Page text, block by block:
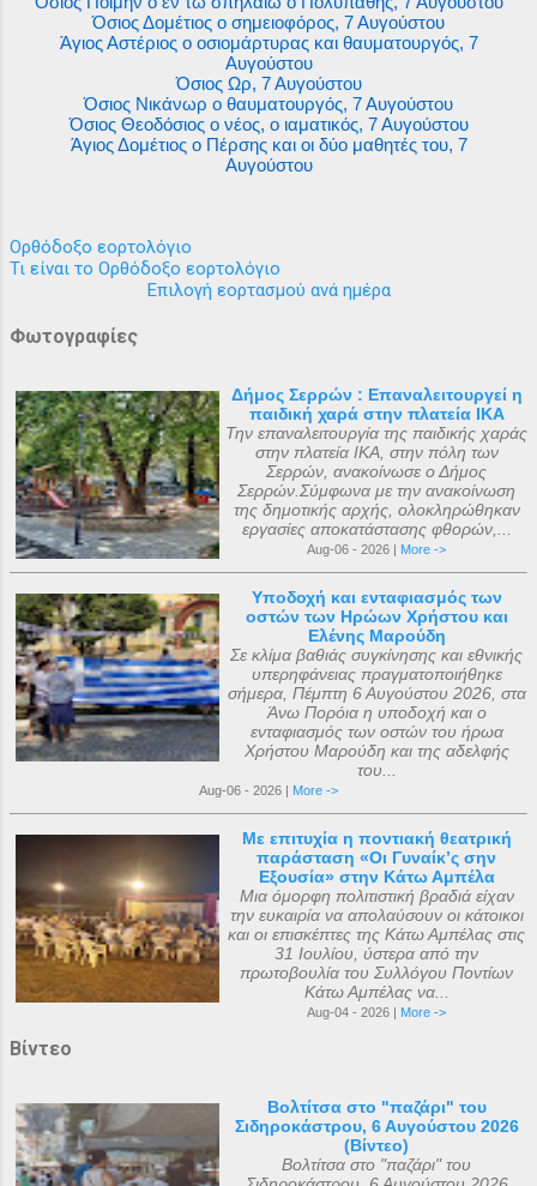
Όσιος Δομέτιος ο σημειοφόρος, 7 Αυγούστου
Άγιος Αστέριος ο οσιομάρτυρας και θαυματουργός, 7
Αυγούστου
Όσιος Ωρ, 7 Αυγούστου
Όσιος Νικάνωρ ο θαυματουργός, 7 Αυγούστου
Όσιος Θεοδόσιος ο νέος, ο ιαματικός, 7 Αυγούστου
Άγιος Δομέτιος ο Πέρσης και οι δύο μαθητές του, 7
Αυγούστου
Ορθόδοξο εορτολόγιο
Τι είναι το Ορθόδοξο εορτολόγιο
Επιλογή εορτασμού ανά ημέρα
Φωτογραφίες
Δήμος Σερρών : Επαναλειτουργεί η
παιδική χαρά στην πλατεία ΙΚΑ
Την επαναλειτουργία της παιδικής χαράς
στην πλατεία ΙΚΑ, στην πόλη των
Σερρών, ανακοίνωσε ο Δήμος
Σερρών.Σύμφωνα με την ανακοίνωση
της δημοτικής αρχής, ολοκληρώθηκαν
εργασίες αποκατάστασης φθορών,...
Aug-06 - 2026 | More ->
Υποδοχή και ενταφιασμός των
οστών των Ηρώων Χρήστου και
Ελένης Μαρούδη
Σε κλίμα βαθιάς συγκίνησης και εθνικής
υπερηφάνειας πραγματοποιήθηκε
σήμερα, Πέμπτη 6 Αυγούστου 2026, στα
Άνω Πορόια η υποδοχή και ο
ενταφιασμός των οστών του ήρωα
Χρήστου Μαρούδη και της αδελφής
του...
Aug-06 - 2026 | More ->
Με επιτυχία η ποντιακή θεατρική
παράσταση «Οι Γυναίκ’ς σην
Εξουσία» στην Κάτω Αμπέλα
Μια όμορφη πολιτιστική βραδιά είχαν
την ευκαιρία να απολαύσουν οι κάτοικοι
και οι επισκέπτες της Κάτω Αμπέλας στις
31 Ιουλίου, ύστερα από την
πρωτοβουλία του Συλλόγου Ποντίων
Κάτω Αμπέλας να...
Aug-04 - 2026 | More ->
Βίντεο
Βολτίτσα στο "παζάρι" του
Σιδηροκάστρου, 6 Αυγούστου 2026
(Βίντεο)
Βολτίτσα στο "παζάρι" του